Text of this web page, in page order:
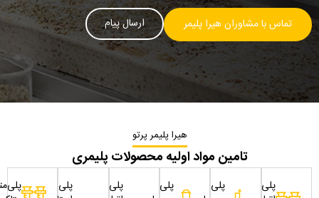
تماس با مشاوران هیرا پلیمر ارسال پیام
هیرا پلیمر پرتو
تامین مواد اولیه محصولات پلیمری
پلی
پلی
پلی
پلی
پلی